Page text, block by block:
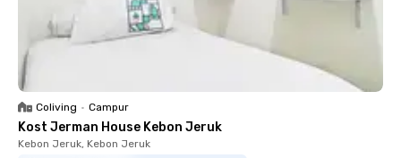
Coliving • Campur
Kost Jerman House Kebon Jeruk
Kebon Jeruk, Kebon Jeruk